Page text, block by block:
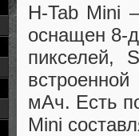
H-Tab Mini
оснащен 8-
пикселей,
мАч. Есть
Mini